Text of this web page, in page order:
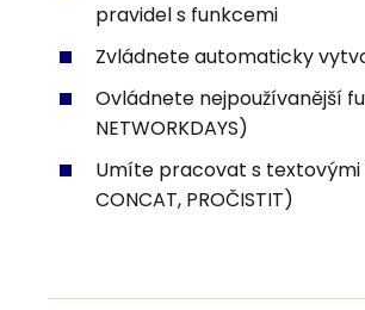
Jednoduchá pravidla
Složitá pravidla s funkcemi
Mezisoučty v tabulkách
Automatické vytvoření
pravidel s funkcemi
Zvládnete automaticky
Ovládnete nejpoužívanější
NETWORKDAYS)
Umíte pracovat s textovými
CONCAT, PROČISTIT)